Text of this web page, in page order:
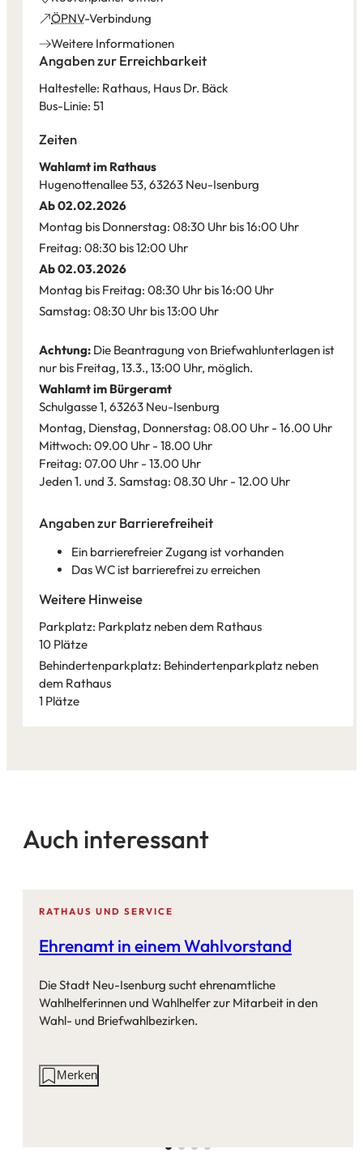
Leaflet|©
in
neuen
Tab)
ÖPNV-Verbindung
(Öffnet
in
einem
neuen
Tab)
Weitere Informationen
Angaben zur Erreichbarkeit
Haltestelle: Rathaus, Haus Dr. Bäck
Bus-Linie: 51
Zeiten
Wahlamt im Rathaus
Hugenottenallee 53, 63263 Neu-Isenburg
Ab 02.02.2026
Montag bis Donnerstag: 08:30 Uhr bis 16:00 Uhr
Freitag: 08:30 bis 12:00 Uhr
Ab 02.03.2026
Montag bis Freitag: 08:30 Uhr bis 16:00 Uhr
Samstag: 08:30 Uhr bis 13:00 Uhr
Achtung: Die Beantragung von Briefwahlunterlagen ist
nur bis Freitag, 13.3., 13:00 Uhr, möglich.
Wahlamt im Bürgeramt
Schulgasse 1, 63263 Neu-Isenburg
Montag, Dienstag, Donnerstag: 08.00 Uhr - 16.00 Uhr
Mittwoch: 09.00 Uhr - 18.00 Uhr
Freitag: 07.00 Uhr - 13.00 Uhr
Jeden 1. und 3. Samstag: 08.30 Uhr - 12.00 Uhr
Angaben zur Barrierefreiheit
Ein barrierefreier Zugang ist vorhanden
Das WC ist barrierefrei zu erreichen
Weitere Hinweise
Parkplatz: Parkplatz neben dem Rathaus
10 Plätze
Behindertenparkplatz: Behindertenparkplatz neben
dem Rathaus
1 Plätze
Auch interessant
RATHAUS UND SERVICE
Ehrenamt in einem Wahlvorstand
Die Stadt Neu-Isenburg sucht ehrenamtliche
Wahlhelferinnen und Wahlhelfer zur Mitarbeit in den
Wahl- und Briefwahlbezirken.
AktionenMerken